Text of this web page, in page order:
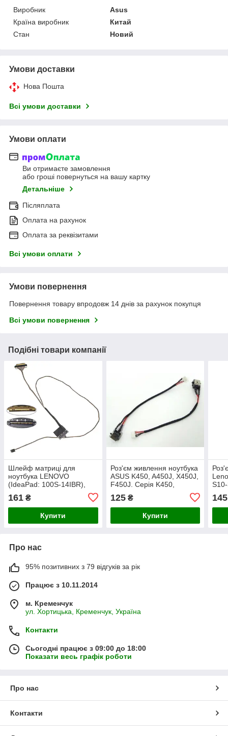
Виробник
Asus
Країна виробник
Китай
Стан
Новий
Умови доставки
Нова Пошта
Всі умови доставки
Умови оплати
Ви отримаєте замовлення
або гроші повернуться на вашу картку
Детальніше
Післяплата
Оплата на рахунок
Оплата за реквізитами
Всі умови оплати
Умови повернення
Повернення товару впродовж 14 днів за рахунок покупця
Всі умови повернення
Подібні товари компанії
Шлейф матриці для
ноутбука LENOVO
(IdeaPad: 100S-14IBR),
161 ₴
Купити
Роз'єм живлення ноутбука
ASUS K450, A450J, X450J,
F450J. Серія K450,
K450CA, A40J, A45J, A450,
A450C, A450V (5.5*2.5) (з
кабелем)
125₴
Купити
145
Про нас
95% позитивних з 79 відгуків за рік
Працює з 10.11.2014
м. Кременчук
ул. Хортицька, Кременчук, Україна
Контакти
Сьогодні працює з 09:00 до 18:00
Показати весь графік роботи
Про нас
Контакти